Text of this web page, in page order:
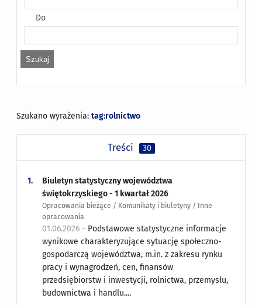
Do
Szukano wyrażenia:tag:rolnictwo
Treści 30
1.
Biuletyn statystyczny województwa
świętokrzyskiego - 1 kwartał 2026
Opracowania bieżące / Komunikaty i biuletyny / Inne
opracowania
01.06.2026 - Podstawowe statystyczne informacje
wynikowe charakteryzujące sytuację społeczno-
gospodarczą województwa, m.in. z zakresu rynku
pracy i wynagrodzeń, cen, finansów
przedsiębiorstw i inwestycji, rolnictwa, przemysłu,
budownictwa i handlu....